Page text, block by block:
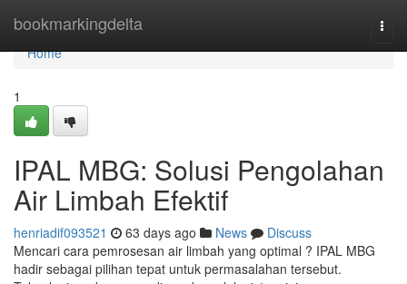
bookmarkingdelta
Home
Home
1
IPAL MBG: Solusi Pengolahan
Air Limbah Efektif
henriadif093521 63 days ago News
Discuss
Mencari cara pemrosesan air limbah yang optimal ? IPAL MBG
hadir sebagai pilihan tepat untuk permasalahan tersebut.